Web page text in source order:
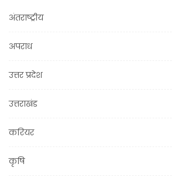
अंतराष्ट्रीय
अपराध
उत्तर प्रदेश
उत्तराखंड
करियर
कृषि